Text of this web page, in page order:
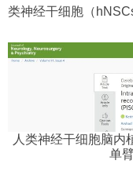
类神经干细胞（
人类神经干细胞脑内
单